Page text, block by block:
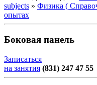
subjects » Физика (
опытах
Боковая панель
Записаться
на занятия (831) 247 47 55